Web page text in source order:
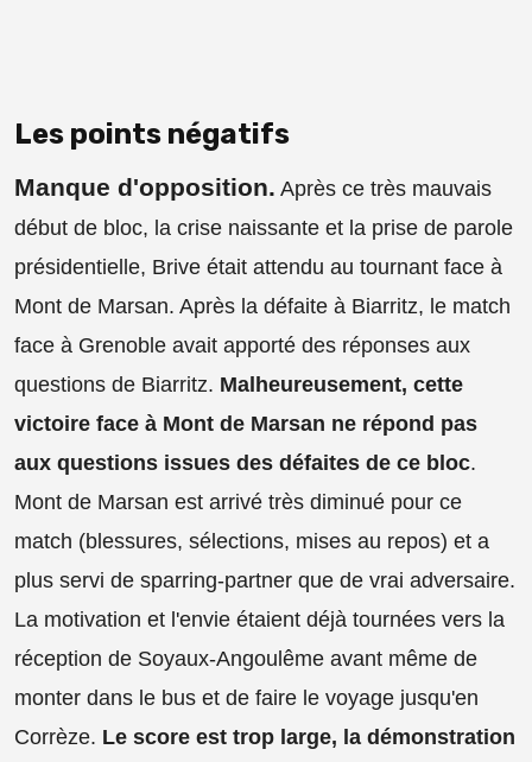
Les points négatifs
Manque d'opposition. Après ce très mauvais
début de bloc, la crise naissante et la prise de parole
présidentielle, Brive était attendu au tournant face à
Mont de Marsan. Après la défaite à Biarritz, le match
face à Grenoble avait apporté des réponses aux
questions de Biarritz. Malheureusement, cette
victoire face à Mont de Marsan ne répond pas
aux questions issues des défaites de ce bloc.
Mont de Marsan est arrivé très diminué pour ce
match (blessures, sélections, mises au repos) et a
plus servi de sparring-partner que de vrai adversaire.
La motivation et l'envie étaient déjà tournées vers la
réception de Soyaux-Angoulême avant même de
monter dans le bus et de faire le voyage jusqu'en
Corrèze. Le score est trop large, la démonstration